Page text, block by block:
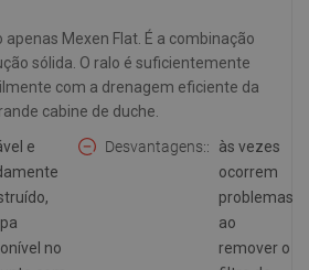
apenas Mexen Flat. É a combinação
sólida. O ralo é suficientemente
com a drenagem eficiente da
cabine de duche.
e
no
Desvantagens:
às vezes
ocorrem
problemas
ao
remover o